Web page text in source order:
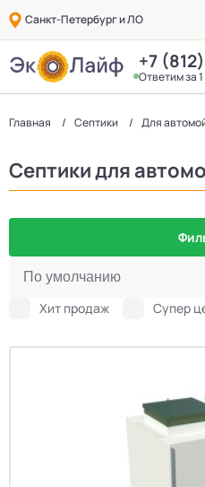
Санкт-Петербург и ЛО
+7
Ответим за
Главная Септики Для
Септики для
Хит продаж
Супер